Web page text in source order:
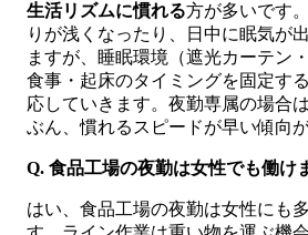
生活リズムに慣れる方が多いです
りが浅くなったり、日中に眠気が
ますが、睡眠環境（遮光カーテン
食事・起床のタイミングを固定す
応していきます。夜勤専属の場合
ぶん、慣れるスピードが早い傾向が
Q. 食品工場の夜勤は女性でも働け
はい、食品工場の夜勤は女性にも